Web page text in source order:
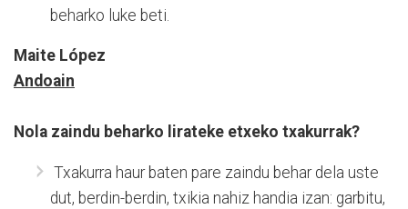
beharko luke beti.
Maite López
Andoain
Nola zaindu beharko lirateke etxeko txakurrak?
Txakurra haur baten pare zaindu behar dela uste
dut, berdin-berdin, txikia nahiz handia izan: garbitu,